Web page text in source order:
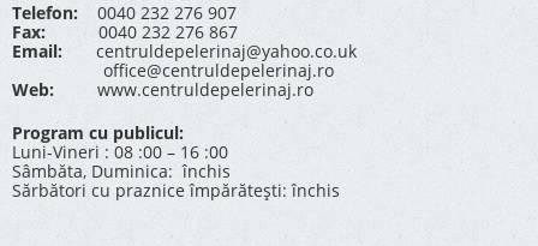
Telefon: 0040 232 276 907
Fax: 0040 232 276 867
Email:
centruldepelerinaj@yahoo.co.uk
office@centruldepelerinaj.ro
Web:
www.centruldepelerinaj.ro
Program cu publicul:
Luni-Vineri : 08 :00 – 16 :00
Sâmbăta, Duminica: închis
Sărbători cu praznice împărătești: închis